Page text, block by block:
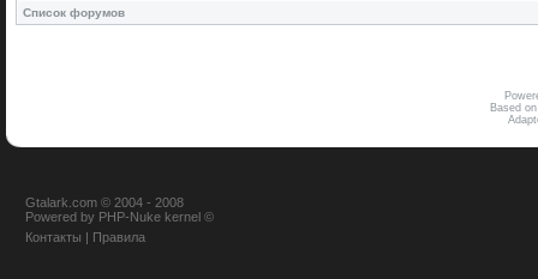
Список форумов
Based
Gtalark.com © 2004 - 2008
Powered by PHP-Nuke kernel ©
Контакты | Правила